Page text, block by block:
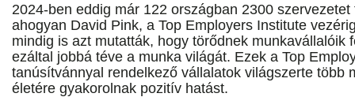
2024-ben eddig már 122 országban 2300
ahogyan David Pink, a Top Employers Institute
mindig is azt mutatták, hogy törődnek munkavállalóik
ezáltal jobbá téve a munka világát. Ezek a Top
tanúsítvánnyal rendelkező vállalatok világszerte több
életére gyakorolnak pozitív hatást.